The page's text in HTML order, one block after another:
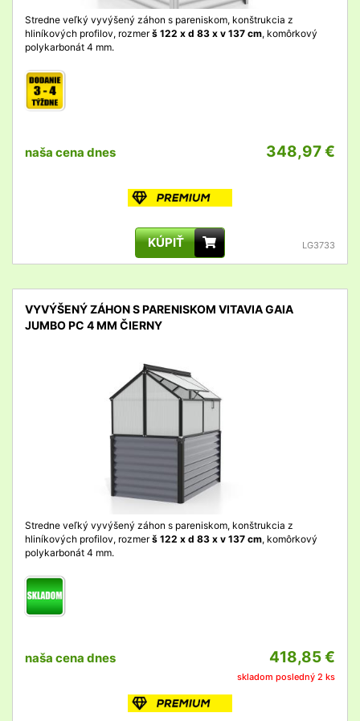
Stredne veľký vyvýšený záhon s pareniskom, konštrukcia z
hliníkových profilov, rozmerš 122 x d 83 x v 137 cm, komôrkový
polykarbonát 4 mm.
naša cena dnes 348,97 €
KÚPIŤ LG3733
VYVÝŠENÝ ZÁHON S PARENISKOM VITAVIA GAIA
JUMBO PC 4 MM ČIERNY
Stredne veľký vyvýšený záhon s pareniskom, konštrukcia z
hliníkových profilov, rozmerš 122 x d 83 x v 137 cm, komôrkový
polykarbonát 4 mm.
naša cena dnes 418,85 €
skladom posledný 2 ks